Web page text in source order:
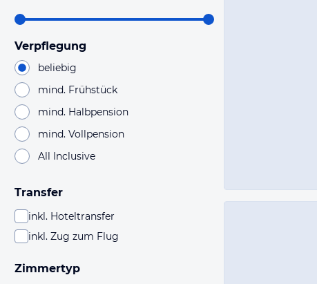
Verpflegung
beliebig
mind. Frühstück
mind. Halbpension
mind. Vollpension
All Inclusive
Transfer
inkl. Hoteltransfer
inkl. Zug zum Flug
Zimmertyp